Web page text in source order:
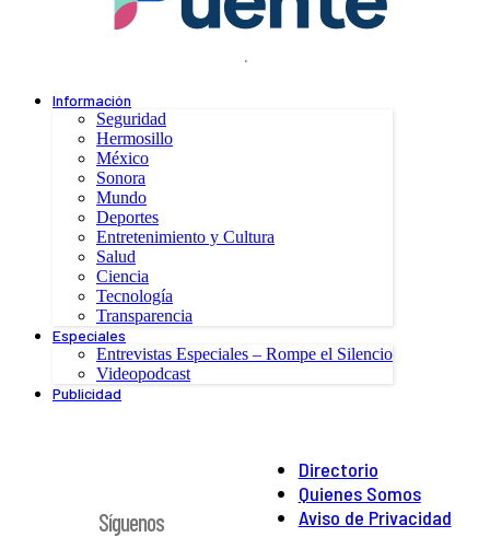
.
Información
Seguridad
Hermosillo
México
Sonora
Mundo
Deportes
Entretenimiento y Cultura
Salud
Ciencia
Tecnología
Transparencia
Especiales
Entrevistas Especiales – Rompe el Silencio
Videopodcast
Publicidad
Directorio
Quienes Somos
Aviso de Privacidad
Síguenos